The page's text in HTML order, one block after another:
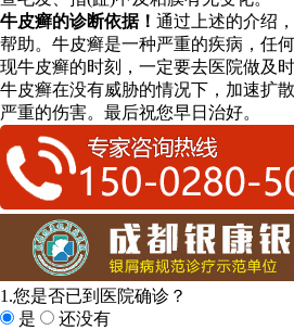
牛皮癣的诊断依据！ 通过上述的介绍
帮助。牛皮癣是一种严重的疾病，任
现牛皮癣的时刻，一定要去医院做及
牛皮癣在没有威胁的情况下，加速扩
严重的伤害。最后祝您早日治好。
1.您是否已到医院确诊？
是
还没有